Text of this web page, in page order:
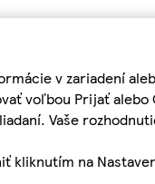
v zariadení
voľbou Prijať
Vaše
kliknutím na